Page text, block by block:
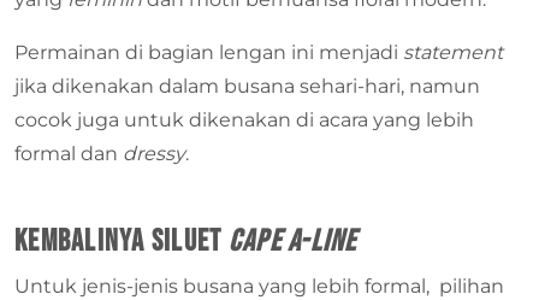
Permainan di bagian lengan ini menjadi statement
jika dikenakan dalam busana sehari-hari, namun
cocok juga untuk dikenakan di acara yang lebih
formal dan dressy.
Kembalinya Siluet Cape A-line
Untuk jenis-jenis busana yang lebih formal, pilihan